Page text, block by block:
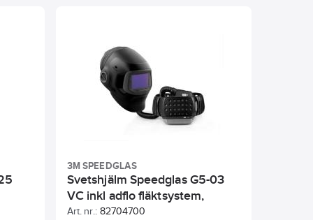
3M SPEEDGLAS
Svetshjälm Speedglas G5-03
VC inkl adflo fläktsystem,
637730
Art. nr.: 82704700